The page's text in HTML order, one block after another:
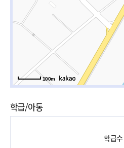
100m
학급/아동
학급수